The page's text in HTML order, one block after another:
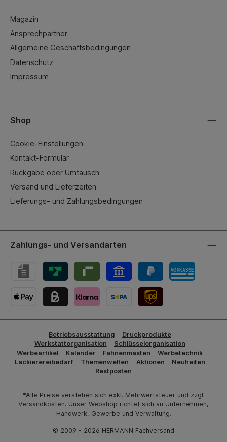
Magazin
Ansprechpartner
Allgemeine Geschäftsbedingungen
Datenschutz
Impressum
Shop
Cookie-Einstellungen
Kontakt-Formular
Rückgabe oder Umtausch
Versand und Lieferzeiten
Lieferungs- und Zahlungsbedingungen
Zahlungs- und Versandarten
Betriebsausstattung
Druckprodukte
Werkstattorganisation
Schlüsselorganisation
Werbeartikel
Kalender Fahnenmasten
Werbetechnik
Lackierereibedarf
Themenwelten Aktionen
Neuheiten
Restposten
*Alle Preise verstehen sich exkl. Mehrwertsteuer und zzgl.
Versandkosten. Unser Webshop richtet sich an Unternehmen,
Handwerk, Gewerbe und Verwaltung.
© 2009 - 2026 HERMANN Fachversand